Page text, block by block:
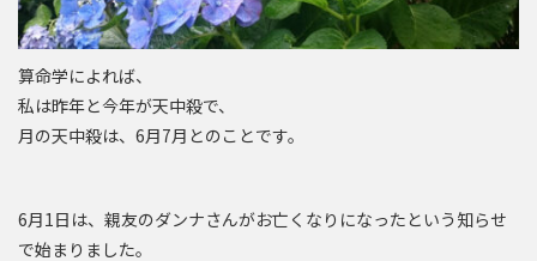
算命学によれば、
私は昨年と今年が天中殺で、
月の天中殺は、6月7月とのことです。
6月1日は、親友のダンナさんがお亡くなりになったという知らせ
で始まりました。